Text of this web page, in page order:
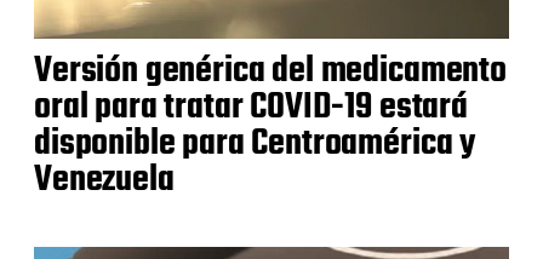
Versión genérica del medicamento
oral para tratar COVID-19 estará
disponible para Centroamérica y
Venezuela